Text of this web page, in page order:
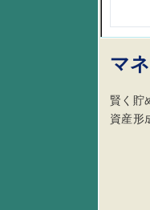
マ
賢く貯
資産形